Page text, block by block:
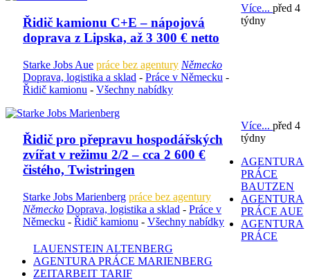
Řidič kamionu C+E – nápojová
doprava z Lipska, až 3 300 € netto
Starke Jobs Aue práce bez agentury Německo
Doprava, logistika a sklad - Práce v Německu -
Řidič kamionu - Všechny nabídky
Více...před 4
týdny
Řidič pro přepravu hospodářských
zvířat v režimu 2/2 – cca 2 600 €
čistého, Twistringen
Starke Jobs Marienberg práce bez agentury
Německo Doprava, logistika a sklad - Práce v
Německu - Řidič kamionu - Všechny nabídky
Více...před 4
týdny
AGENTURA
PRÁCE
BAUTZEN
AGENTURA
PRÁCE AUE
AGENTURA
PRÁCE
LAUENSTEIN ALTENBERG
AGENTURA PRÁCE MARIENBERG
ZEITARBEIT TARIF